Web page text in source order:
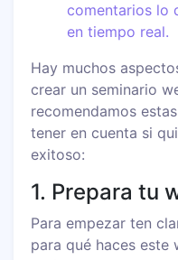
comentarios lo
en tiempo real.
Hay muchos
crear un seminario
recomendamos
tener en cuenta si
exitoso:
1. Prepara tu
Para empezar ten
para qué haces este